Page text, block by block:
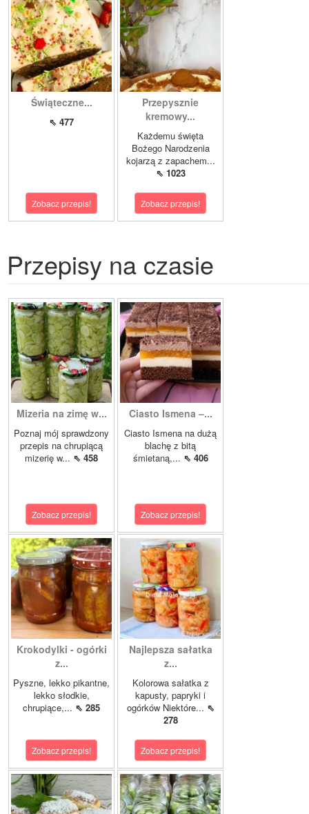
Świąteczne...
⇖ 477
Zobacz przepis!
Przepysznie
kremowy...
Każdemu święta
Bożego Narodzenia
kojarzą z zapachem...
⇖ 1023
Zobacz przepis!
Przepisy na czasie
Mizeria na zimę w...
Poznaj mój sprawdzony
przepis na chrupiącą
mizerię w... ⇖ 458
Zobacz przepis!
Ciasto Ismena –...
Ciasto Ismena na dużą
blachę z bitą
śmietaną,... ⇖ 406
Zobacz przepis!
Krokodylki - ogórki
z...
Pyszne, lekko pikantne,
lekko słodkie,
chrupiące,... ⇖ 285
Zobacz przepis!
Najlepsza sałatka
z...
Kolorowa sałatka z
kapusty, papryki i
ogórków Niektóre... ⇖
278
Zobacz przepis!